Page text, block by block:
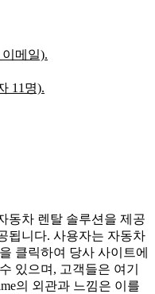
메일).
11명).
동차 렌탈 솔루션을 제공
됩니다. 사용자는 자동차
클릭하여 당사 사이트에
있으며, 고객들은 여기
의 외관과 느낌은 이를